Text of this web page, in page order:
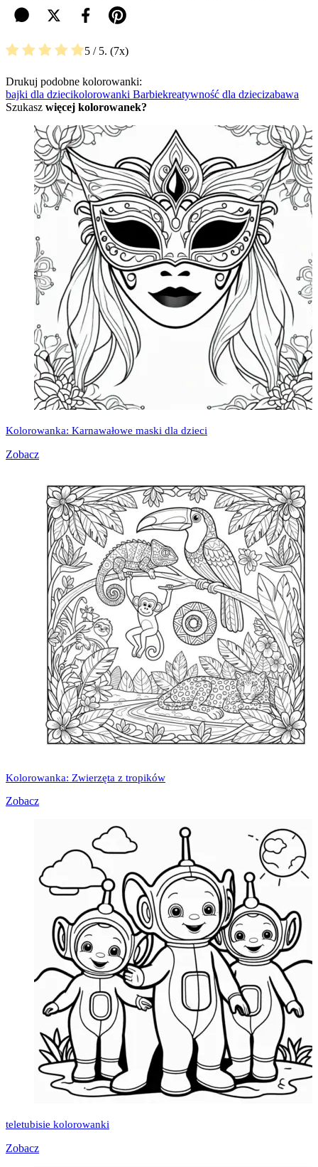
5 / 5. 7
Drukuj podobne kolorowanki:
bajki dla dziecikolorowanki Barbiekreatywność dla dziecizabawa
Szukasz więcej kolorowanek?
Kolorowanka: Karnawałowe maski dla dzieci
Zobacz
Kolorowanka: Zwierzęta z tropików
Zobacz
teletubisie kolorowanki
Zobacz